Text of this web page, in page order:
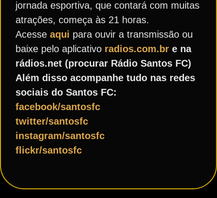
jornada esportiva, que contará com muitas
atrações, começa às 21 horas.
Acesse aqui para ouvir a transmissão ou
baixe pelo aplicativo radios.com.br e na
rádios.net (procurar Rádio Santos FC)
Além disso acompanhe tudo nas redes
sociais do Santos FC:
facebook/santosfc
twitter/santosfc
instagram/santosfc
flickr/santosfc